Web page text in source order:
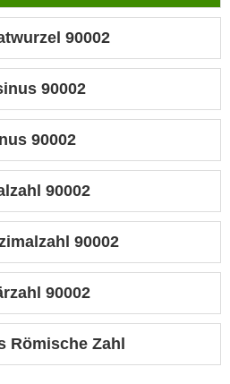
90002
90002
90002
90002
90002
90002
Römische Zahl